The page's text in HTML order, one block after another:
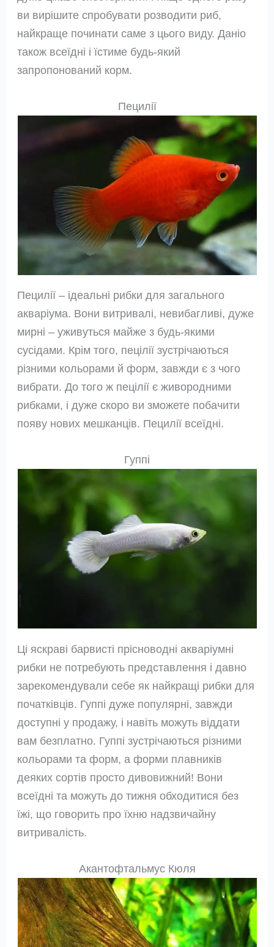
ви вирішите спробувати розводити риб,
найкраще починати саме з цього виду. Даніо
також всеїдні і їстиме будь-який
запропонований корм.
Пецилії
Пецилії – ідеальні рибки для загального
акваріума. Вони витривалі, невибагливі, дуже
мирні – уживуться майже з будь-якими
сусідами. Крім того, пецілії зустрічаються
різними кольорами й форм, завжди є з чого
вибрати. До того ж пецілії є живородними
рибками, і дуже скоро ви зможете побачити
появу нових мешканців. Пецилії всеїдні.
Гуппі
Ці яскраві барвисті прісноводні акваріумні
рибки не потребують представлення і давно
зарекомендували себе як найкращі рибки для
початківців. Гуппі дуже популярні, завжди
доступні у продажу, і навіть можуть віддати
вам безплатно. Гуппі зустрічаються різними
кольорами та форм, а форми плавників
деяких сортів просто дивовижний! Вони
всеїдні та можуть до тижня обходитися без
їжі, що говорить про їхню надзвичайну
витривалість.
Акантофтальмус Кюля